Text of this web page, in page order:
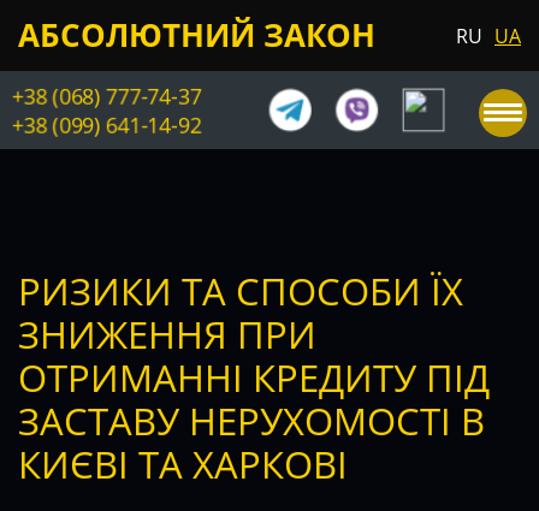
АБСОЛЮТНИЙ ЗАКОН RU UA
+38 (068) 777-74-37
+38 (099) 641-14-92
РИЗИКИ ТА СПОСОБИ ЇХ
ЗНИЖЕННЯ ПРИ
ОТРИМАННІ КРЕДИТУ ПІД
ЗАСТАВУ НЕРУХОМОСТІ В
КИЄВІ ТА ХАРКОВІ